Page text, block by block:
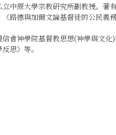
中原大學宗教研究所副教授。
路德與加爾文論基督徒的公民義
會神學院基督教思想(神學與文
思》等。